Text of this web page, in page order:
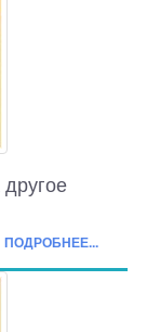
ПОДРОБНЕЕ...